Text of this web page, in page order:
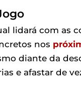
lidará com as
nos
diante da
e afastar de